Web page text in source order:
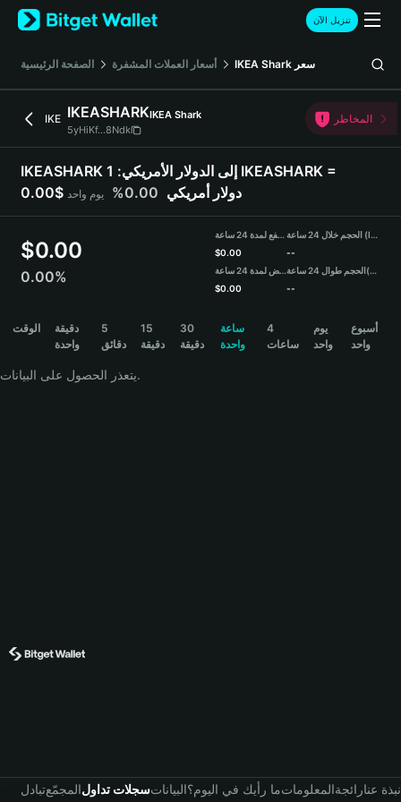
English
日本語
Русский
Español (Latinoamérica)
Türkçe
Deutsch
简体中文
Português (Portugal)
Bahasa Indonesia
বাংলা
Português (Brasil)
تنزيل الآن
الصفحة الرئيسية أسعار العملات المشفرة IKEA Shark سعر
IKE IKEASHARKIKEA Shark
5yHiKf...8Ndk
المخاطر
IKEASHARK إلى الدولار الأمريكي: 1 IKEASHARK =
0.00$ دولار أمريكي 0.00% يوم واحد
$0.00
0.00%
مرتفع لمدة 24 ساعة
$0.00
منخفض لمدة 24 ساعة
$0.00
الحجم خلال 24 ساعة (IKEASHARK)
--
الحجم طوال 24 ساعة(USDT)
--
الوقت
دقيقة
واحدة
5
دقائق
15
دقيقة
30
دقيقة
ساعة
واحدة
4
ساعات
يوم
واحد
أسبوع
واحد
يتعذر الحصول على البيانات.
تبادلالمجمّعسجلات تداولالبياناتما رأيك في اليوم؟المعلوماترائجةنبذة عنا